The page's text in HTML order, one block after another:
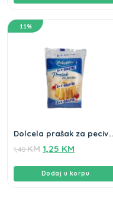
11%
Dolcela prašak za pecivo
1,40KM 1,25 KM
Dodaj u korpu